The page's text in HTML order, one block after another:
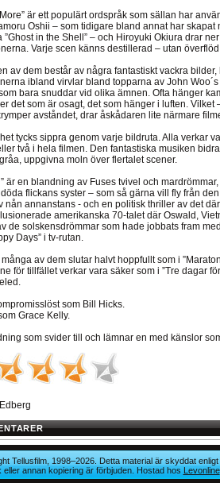
är ett populärt ordspråk som sällan har
Oshii – som tidigare bland annat har
”Ghost in the Shell” – och Hiroyuki Okiura drar
Varje scen känns destillerad – utan
av dem består av några fantastiskt vackra
ibland virvlar bland topparna av John
bara snuddar vid olika ämnen. Ofta hänger
det som är osagt, det som hänger i luften. Vilket
avståndet, drar åskådaren lite närmare
tycks sippra genom varje bildruta. Alla verkar
två i hela filmen. Den fantastiska musiken
uppgivna moln över flertalet scener.
är en blandning av Fuses tvivel och
flickans syster – som så gärna vill fly från
nån annanstans - och en politisk thriller av det
amerikanska 70-talet där Oswald,
de solskensdrömmar som hade jobbats fram
Days” i tv-rutan.
många av dem slutar halvt hoppfullt som i
för tillfället verkar vara säker som i ”Tre dagar
som Bill Hicks.
Grace Kelly.
som svider till och lämnar en med känslor
Tellusfilm, 1998–2026. Detta material är skyddat
eller annan kopiering är förbjuden. Hostad hos
Levonline